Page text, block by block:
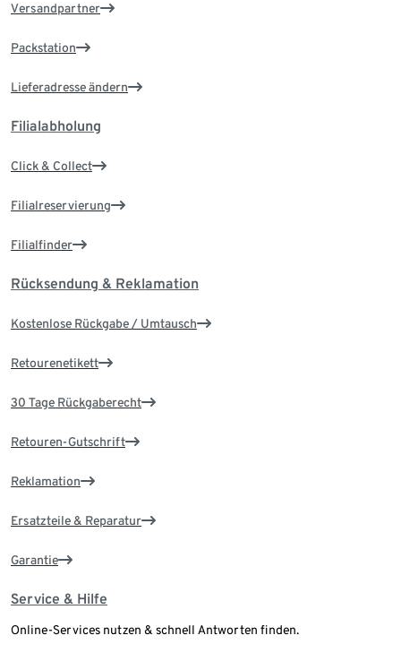
Versandpartner
Packstation
Lieferadresse ändern
Filialabholung
Click & Collect
Filialreservierung
Filialfinder
Rücksendung & Reklamation
Kostenlose Rückgabe / Umtausch
Retourenetikett
30 Tage Rückgaberecht
Retouren-Gutschrift
Reklamation
Ersatzteile & Reparatur
Garantie
Service & Hilfe
Online-Services nutzen & schnell Antworten finden.